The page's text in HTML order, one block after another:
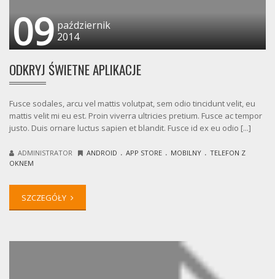
09 październik
2014
ODKRYJ ŚWIETNE APLIKACJE
Fusce sodales, arcu vel mattis volutpat, sem odio tincidunt velit, eu
mattis velit mi eu est. Proin viverra ultricies pretium. Fusce ac tempor
justo. Duis ornare luctus sapien et blandit. Fusce id ex eu odio [...]
ADMINISTRATOR ANDROID . APP STORE . MOBILNY . TELEFON Z
OKNEM
SZCZEGÓŁY